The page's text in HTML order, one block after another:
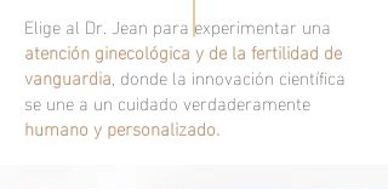
Elige al Dr. Jean para experimentar una
atención ginecológica y de la fertilidad de
vanguardia, donde la innovación científica
se une a un cuidado verdaderamente
humano y personalizado.